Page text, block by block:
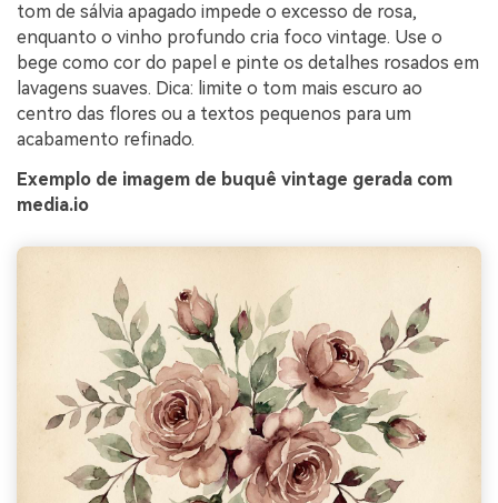
tom de sálvia apagado impede o excesso de rosa,
enquanto o vinho profundo cria foco vintage. Use o
bege como cor do papel e pinte os detalhes rosados em
lavagens suaves. Dica: limite o tom mais escuro ao
centro das flores ou a textos pequenos para um
acabamento refinado.
Exemplo de imagem de buquê vintage gerada com
media.io